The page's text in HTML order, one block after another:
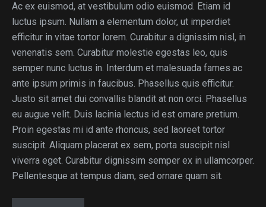
Ac ex euismod, at vestibulum odio euismod. Etiam id
luctus ipsum. Nullam a elementum dolor, ut imperdiet
efficitur in vitae tortor lorem. Curabitur a dignissim nisl, in
venenatis sem. Curabitur molestie egestas leo, quis
semper nunc luctus in. Interdum et malesuada fames ac
ante ipsum primis in faucibus. Phasellus quis efficitur.
Justo sit amet dui convallis blandit at non orci. Phasellus
eu augue velit. Duis lacinia lectus id est ornare pretium.
Proin egestas mi id ante rhoncus, sed laoreet tortor
suscipit. Aliquam placerat ex sem, porta suscipit nisl
viverra eget. Curabitur dignissim semper ex in ullamcorper.
Pellentesque at tempus diam, sed ornare quam sit.